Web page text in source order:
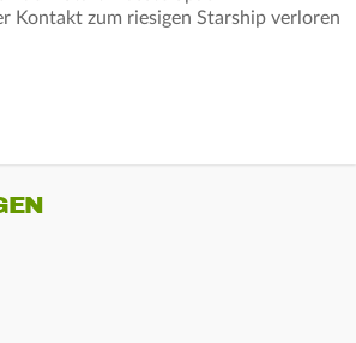
Kontakt zum riesigen Starship verloren